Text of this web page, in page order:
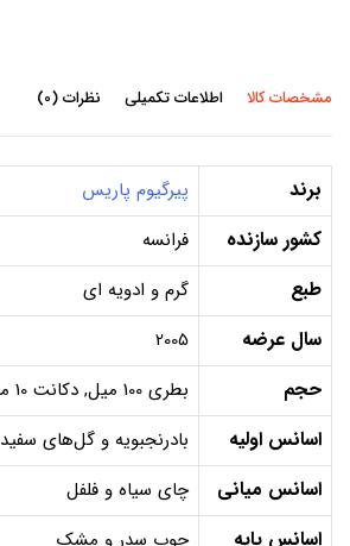
مشخصات کالا اطلاعات تکمیلی نظرات (0)
برند پیرگیوم پاریس
کشور سازنده فرانسه
طبع گرم و ادویه ای
سال عرضه 2005
حجم بطری 100 میل, دکانت 10 میل, دکانت 5 میل
اسانس اولیه بادرنجبویه و گل‌های سفید
اسانس میانی چای سیاه و فلفل
اسانس پایه چوب سدر و مشک